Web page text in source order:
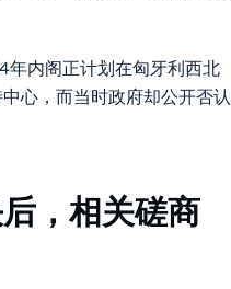
年内阁正计划在匈牙利西北
心，而当时政府却公开否认
，相关磋商